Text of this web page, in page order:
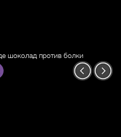
шоколад против болки